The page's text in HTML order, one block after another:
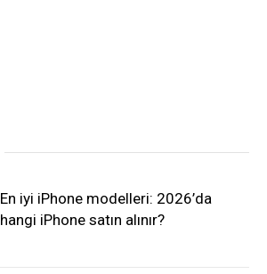
En iyi iPhone modelleri: 2026’da
hangi iPhone satın alınır?